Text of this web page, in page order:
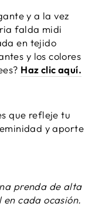
y a la vez
falda midi
en tejido
y los colores
Haz clic aquí.
que refleje tu
y aporte
prenda de alta
cada ocasión.